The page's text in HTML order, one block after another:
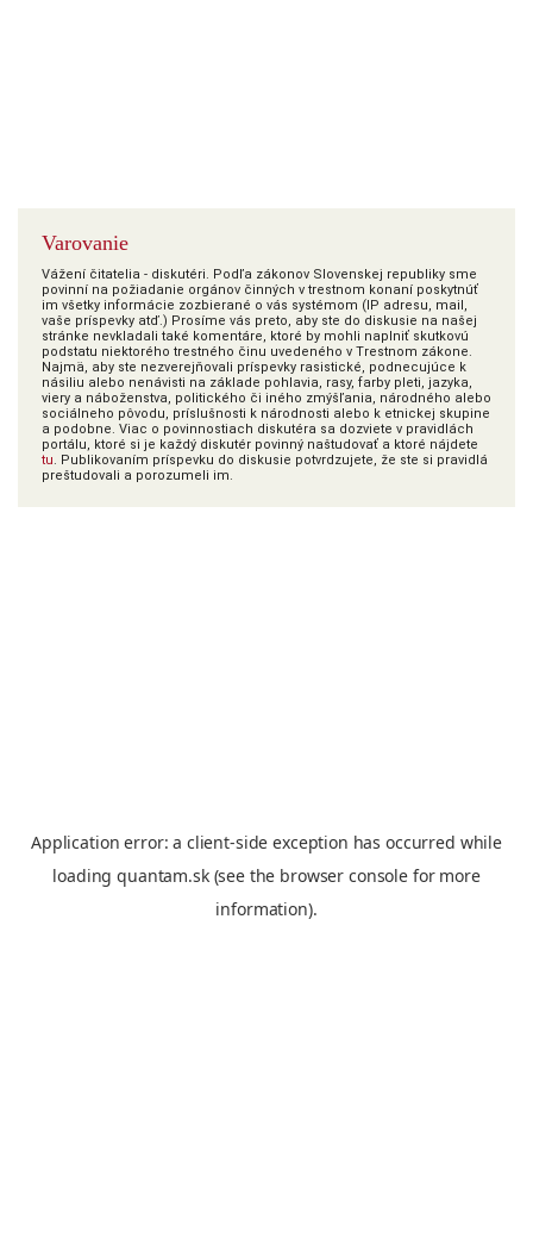
Varovanie
Vážení čitatelia - diskutéri. Podľa zákonov Slovenskej republiky sme
povinní na požiadanie orgánov činných v trestnom konaní poskytnúť
im všetky informácie zozbierané o vás systémom (IP adresu, mail,
vaše príspevky atď.) Prosíme vás preto, aby ste do diskusie na našej
stránke nevkladali také komentáre, ktoré by mohli naplniť skutkovú
podstatu niektorého trestného činu uvedeného v Trestnom zákone.
Najmä, aby ste nezverejňovali príspevky rasistické, podnecujúce k
násiliu alebo nenávisti na základe pohlavia, rasy, farby pleti, jazyka,
viery a náboženstva, politického či iného zmýšľania, národného alebo
sociálneho pôvodu, príslušnosti k národnosti alebo k etnickej skupine
a podobne. Viac o povinnostiach diskutéra sa dozviete v pravidlách
portálu, ktoré si je každý diskutér povinný naštudovať a ktoré nájdete
tu. Publikovaním príspevku do diskusie potvrdzujete, že ste si pravidlá
preštudovali a porozumeli im.